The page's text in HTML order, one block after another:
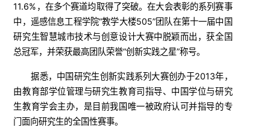
11.6%，在多个赛道均取得了突破。在大会表彰的系列赛事
中，遥感信息工程学院“教学大楼505”团队在第十一届中国
研究生智慧城市技术与创意设计大赛中脱颖而出，获全国
总冠军，并荣获最高团队荣誉“创新实践之星”称号。
据悉，中国研究生创新实践系列大赛创办于2013年，
由教育部学位管理与研究生教育司指导、中国学位与研究
生教育学会主办，是目前我国唯一被政府认可并指导的专
门面向研究生的全国性赛事。